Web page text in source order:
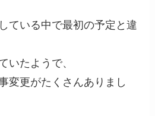
ている中で最初の予定と違
いたようで、
変更がたくさんありまし